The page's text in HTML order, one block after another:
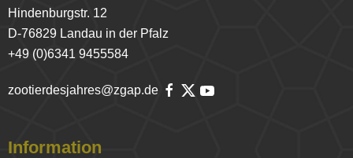
Hindenburgstr. 12
D-76829 Landau in der Pfalz
+49 (0)6341 9455584
zootierdesjahres@zgap.de
Information